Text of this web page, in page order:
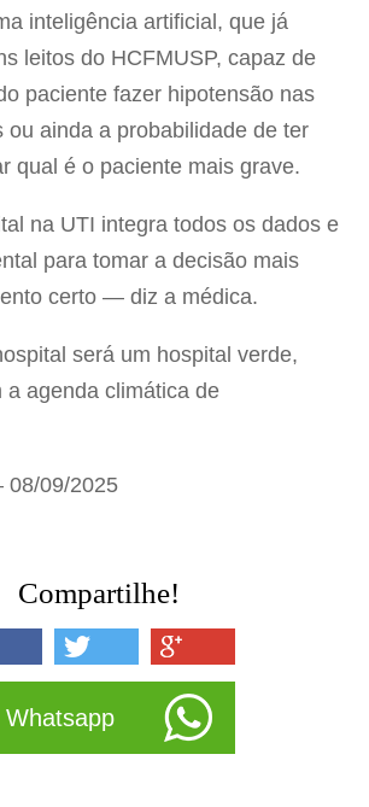
inteligência artificial, que já
leitos do HCFMUSP, capaz de
paciente fazer hipotensão nas
ou ainda a probabilidade de ter
qual é o paciente mais grave.
na UTI integra todos os dados e
para tomar a decisão mais
certo — diz a médica.
será um hospital verde,
a agenda climática de
08/09/2025
Compartilhe!
Whatsapp